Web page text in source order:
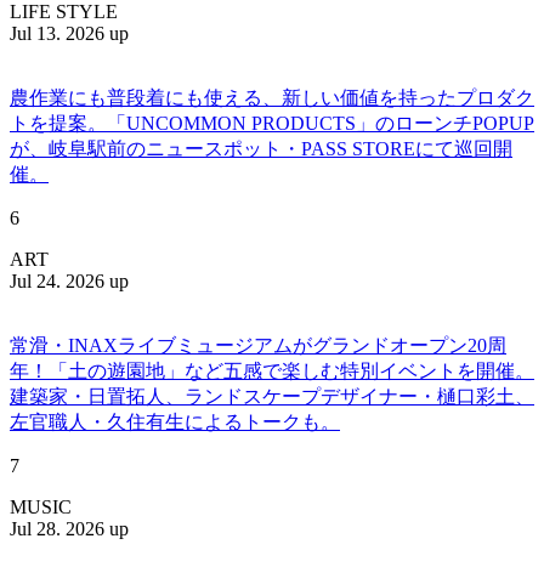
LIFE STYLE
Jul 13. 2026 up
農作業にも普段着にも使える、新しい価値を持ったプロダク
トを提案。「UNCOMMON PRODUCTS」のローンチPOPUP
が、岐阜駅前のニュースポット・PASS STOREにて巡回開
催。
6
ART
Jul 24. 2026 up
常滑・INAXライブミュージアムがグランドオープン20周
年！「土の遊園地」など五感で楽しむ特別イベントを開催。
建築家・日置拓人、ランドスケープデザイナー・樋口彩土、
左官職人・久住有生によるトークも。
7
MUSIC
Jul 28. 2026 up